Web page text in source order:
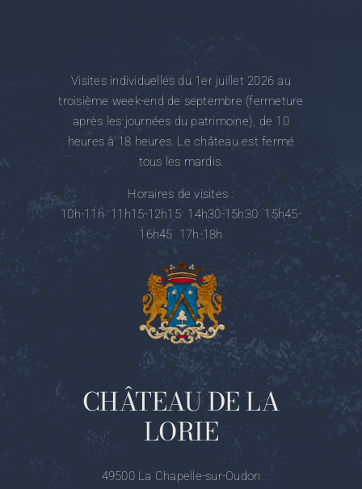
troisième week-end de septembre (fermeture
après les journées du patrimoine), de 10
heures à 18 heures. Le château est fermé
tous les mardis.
10h-11h 11h15-12h15 14h30-15h30 15h45-
16h45 17h-18h
CHÂTEAU DE LA
LORIE